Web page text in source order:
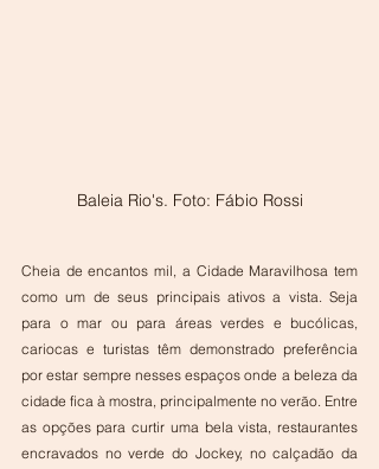
Baleia Rio's. Foto: Fábio Rossi
Cheia de encantos mil, a Cidade Maravilhosa tem
como um de seus principais ativos a vista. Seja
para o mar ou para áreas verdes e bucólicas,
cariocas e turistas têm demonstrado preferência
por estar sempre nesses espaços onde a beleza da
cidade fica à mostra, principalmente no verão. Entre
as opções para curtir uma bela vista, restaurantes
encravados no verde do Jockey, no calçadão da